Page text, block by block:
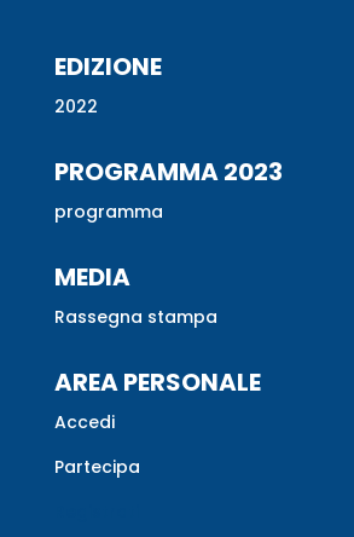
EDIZIONE
2022
PROGRAMMA 2023
programma
MEDIA
Rassegna stampa
AREA PERSONALE
Accedi
Partecipa